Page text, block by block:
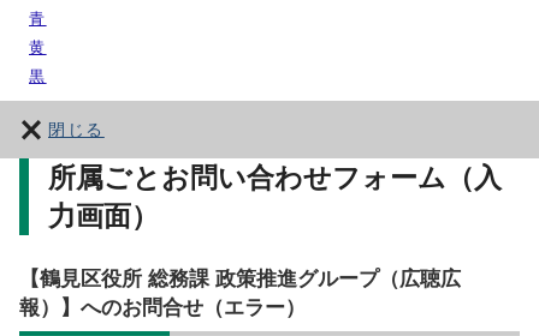
青
黄
黒
閉じる
所属ごとお問い合わせフォーム（入
力画面）
【鶴見区役所 総務課 政策推進グループ（広聴広
報）】へのお問合せ（エラー）